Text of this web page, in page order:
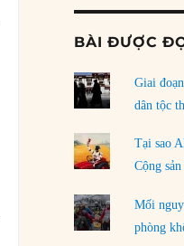
Ngoại trưởng
Dương
03/08/2026
Đặt cược vào
hiểm quốc gia và
02/08/2026
Làm thế nào để
BÀI ĐƯỢC
Giai
dân tộc
Tại sao
Cộng
Mối
phòng